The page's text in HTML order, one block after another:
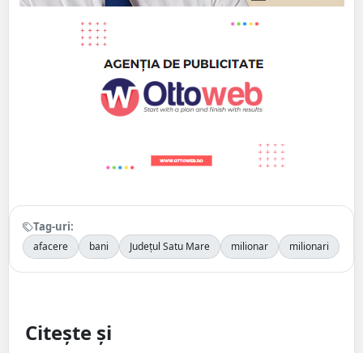
Tag-uri:
afacere bani Județul Satu Mare milionar milionari
Citește și